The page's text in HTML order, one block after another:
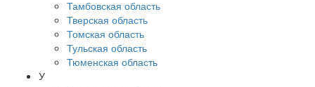
Тамбовская область
Тверская область
Томская область
Тульская область
Тюменская область
У